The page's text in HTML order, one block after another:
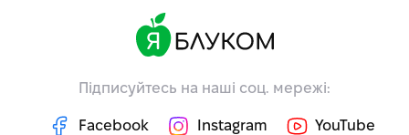
Підписуйтесь на наші соц. мережі:
Facebook Instagram YouTube